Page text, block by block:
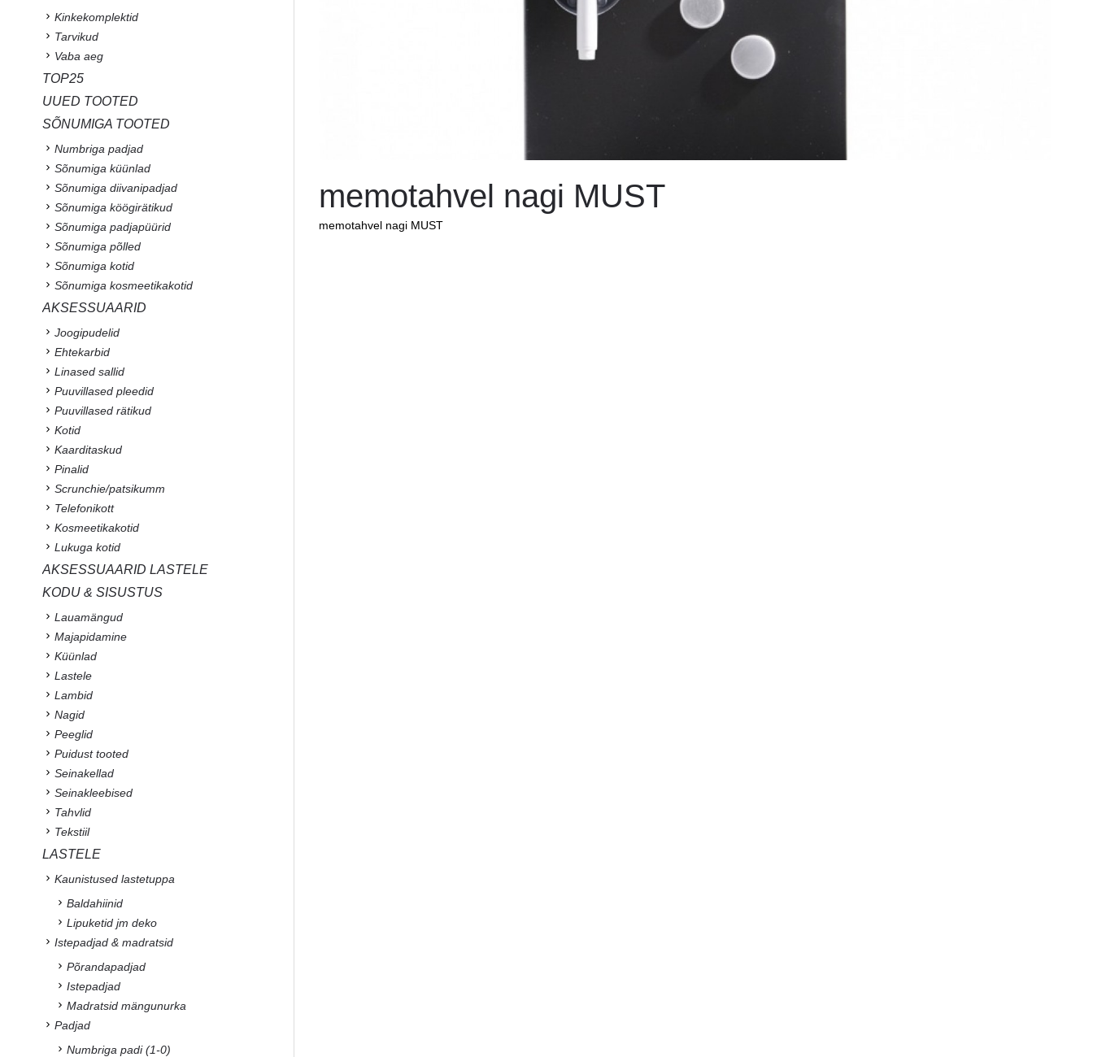
memotahvel nagi MUST
memotahvel nagi MUST
Kinkekomplektid
Tarvikud
Vaba aeg
TOP25
UUED TOOTED
SÕNUMIGA TOOTED
Numbriga padjad
Sõnumiga küünlad
Sõnumiga diivanipadjad
Sõnumiga köögirätikud
Sõnumiga padjapüürid
Sõnumiga põlled
Sõnumiga kotid
Sõnumiga kosmeetikakotid
AKSESSUAARID
Joogipudelid
Ehtekarbid
Linased sallid
Puuvillased pleedid
Puuvillased rätikud
Kotid
Kaarditaskud
Pinalid
Scrunchie/patsikumm
Telefonikott
Kosmeetikakotid
Lukuga kotid
AKSESSUAARID LASTELE
KODU & SISUSTUS
Lauamängud
Majapidamine
Küünlad
Lastele
Lambid
Nagid
Peeglid
Puidust tooted
Seinakellad
Seinakleebised
Tahvlid
Tekstiil
LASTELE
Kaunistused lastetuppa
Baldahiinid
Lipuketid jm deko
Istepadjad & madratsid
Põrandapadjad
Istepadjad
Madratsid mängunurka
Padjad
Numbriga padi (1-0)